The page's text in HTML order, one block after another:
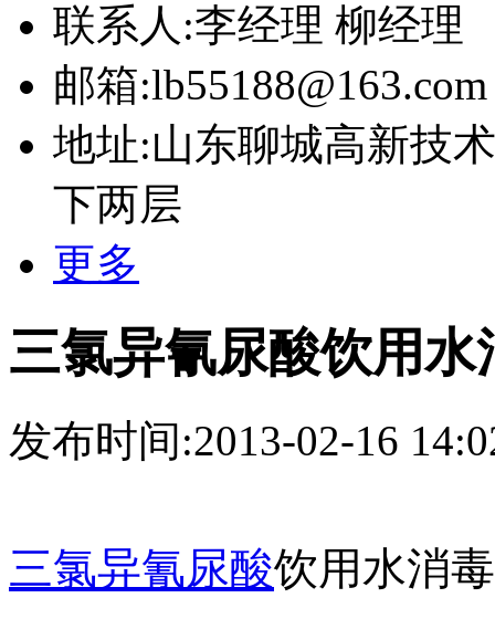
联系人:李经理 柳经理
邮箱:lb55188@163.com
地址:山东聊城高新技
下两层
更多
三氯异氰尿酸饮用水
发布时间:2013-02-16
三氯异氰尿酸饮用水消